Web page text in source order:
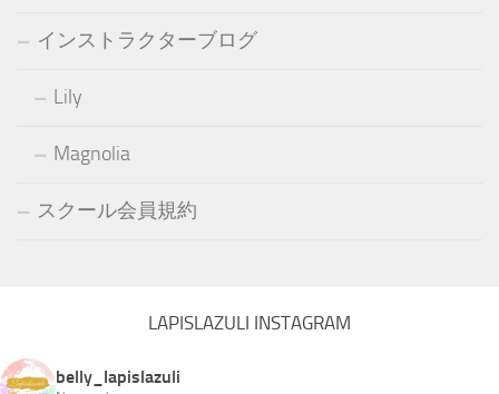
インストラクターブログ
Lily
Magnolia
スクール会員規約
LAPISLAZULI INSTAGRAM
belly_lapislazuli